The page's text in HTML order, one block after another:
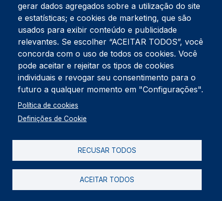
Endereço Postal
Apartado 42
Rua Gil Eanes 31
3834-908 Gafanha da Nazaré
Estúdios
Rua Prior Guerra
Edifício do Centro Cultural da Gafanha da Nazaré
3830-556 Gafanha da Nazaré
Rodapé
Cookies
Política de Privacidade
gerar dados agregados sobre a utilização do site
e estatísticas; e cookies de marketing, que são
usados para exibir conteúdo e publicidade
relevantes. Se escolher “ACEITAR TODOS”, você
concorda com o uso de todos os cookies. Você
pode aceitar e rejeitar os tipos de cookies
individuais e revogar seu consentimento para o
futuro a qualquer momento em "Configurações".
Política de cookies
Definições de Cookie
RECUSAR TODOS
ACEITAR TODOS